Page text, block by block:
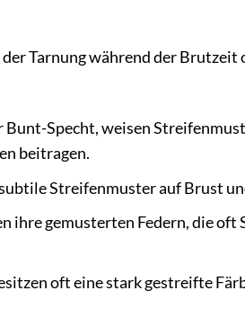
Tarnung während der Brutzeit
Bunt-Specht, weisen
beitragen.
Streifenmuster auf Brust
ihre gemusterten Federn, die oft
oft eine stark gestreifte